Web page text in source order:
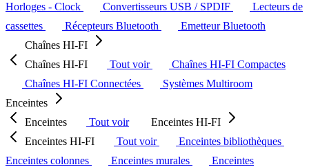
Horloges - Clock
Convertisseurs USB / SPDIF
Lecteurs de
cassettes
Récepteurs Bluetooth
Emetteur Bluetooth
Chaînes HI-FI
Chaînes HI-FI
Tout voir
Chaînes HI-FI Compactes
Chaînes HI-FI Connectées
Systèmes Multiroom
Enceintes
Enceintes
Tout voir
Enceintes HI-FI
Enceintes HI-FI
Tout voir
Enceintes bibliothèques
Enceintes colonnes
Enceintes murales
Enceintes